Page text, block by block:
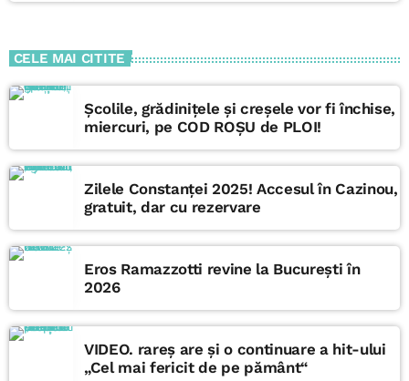
CELE MAI CITITE
Școlile, grădinițele și creșele vor fi închise,
miercuri, pe COD ROȘU de PLOI!
Zilele Constanței 2025! Accesul în Cazinou,
gratuit, dar cu rezervare
Eros Ramazzotti revine la București în
2026
VIDEO. rareș are și o continuare a hit-ului
„Cel mai fericit de pe pământ“